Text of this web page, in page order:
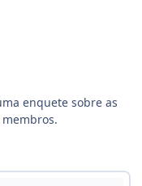
enquete sobre as